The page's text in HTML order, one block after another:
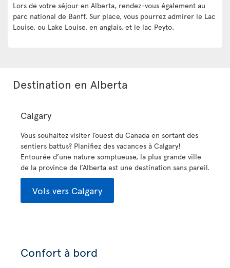
Lors de votre séjour en Alberta, rendez-vous également au
parc national de Banff. Sur place, vous pourrez admirer le Lac
Louise, ou Lake Louise, en anglais, et le lac Peyto.
Destination en Alberta
Calgary
Vous souhaitez visiter l’ouest du Canada en sortant des
sentiers battus? Planifiez des vacances à Calgary!
Entourée d’une nature somptueuse, la plus grande ville
de la province de l’Alberta est une destination sans pareil.
Vols vers Calgary
Confort à bord